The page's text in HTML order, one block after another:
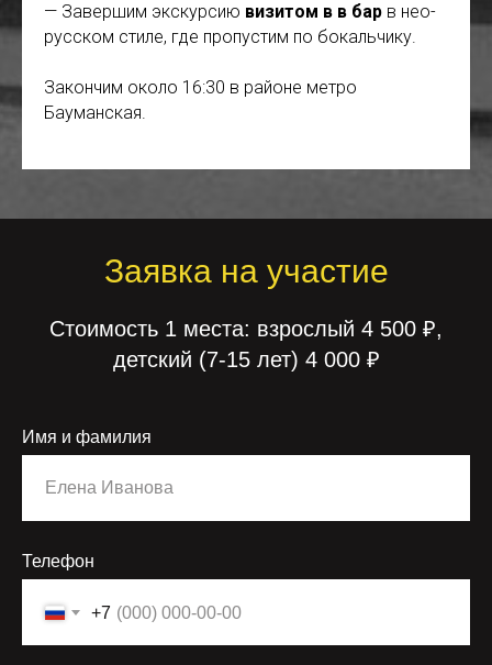
— Завершим экскурсию визитом в в бар в нео-
русском стиле, где пропустим по бокальчику.
Закончим около 16:30 в районе метро
Бауманская.
Заявка на участие
Стоимость 1 места: взрослый 4 500 ₽,
детский (7-15 лет) 4 000 ₽
Имя и фамилия
Телефон
+7